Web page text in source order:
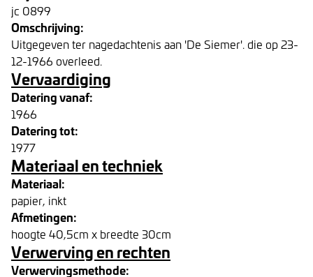
jc 0899
Omschrijving:
Uitgegeven ter nagedachtenis aan 'De Siemer'. die op 23-
12-1966 overleed.
Vervaardiging
Datering vanaf:
1966
Datering tot:
1977
Materiaal en techniek
Materiaal:
papier, inkt
Afmetingen:
hoogte 40,5cm x breedte 30cm
Verwerving en rechten
Verwervingsmethode: